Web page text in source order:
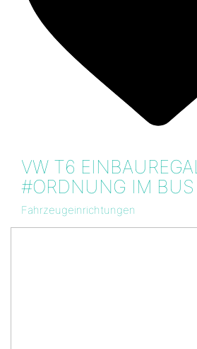
VW T6 EINBAUREGAL
#ORDNUNG IM BUS
Fahrzeugeinrichtungen